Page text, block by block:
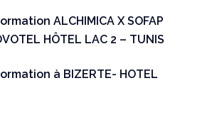
ALCHIMICA X SOFAP
HÔTEL LAC 2 – TUNIS
à BIZERTE- HOTEL